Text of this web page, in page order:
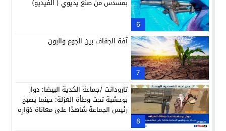
6
بمسدس من صنع يديوي ( الفيديو)
7
آفة الجفاف بين الجوع والبون
8
تارودانت /جماعة الكدية البيضا: دوار
بوحشبة تحت وطأة العزلة: حينما يصبح
رئيس الجماعة شاهدًا على معاناة دَوّارِه